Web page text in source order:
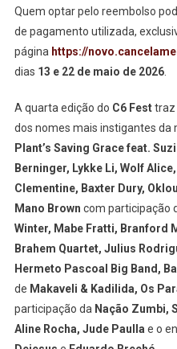
Quem optar pelo reembolso
de pagamento utilizada,
página https://
dias 13 e 22 de maio de 2026.
A quarta edição do C6 Festtraz
dos nomes mais instigantes da
Plant’s Saving Grace feat.
Berninger, Lykke Li, Wolf
Clementine, Baxter Dury,
Mano Brown com participação
Winter, Mabe Fratti, Branford
Brahem Quartet, Julius
Hermeto Pascoal Big Band,
de Makaveli & Kadilida, Os
participação daNação Zumbi,
Aline Rocha, Jude Paullae o